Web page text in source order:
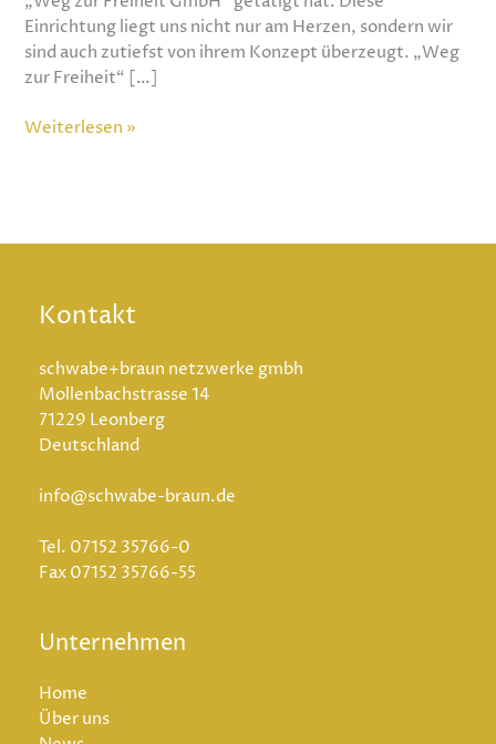
Einrichtung liegt uns nicht nur am Herzen, sondern wir
sind auch zutiefst von ihrem Konzept überzeugt. „Weg
zur Freiheit“ […]
Weiterlesen »
Kontakt
schwabe+braun netzwerke gmbh
Mollenbachstrasse 14
71229 Leonberg
Deutschland
info@schwabe-braun.de
Tel. 07152 35766-0
Fax 07152 35766-55
Unternehmen
Home
Über uns